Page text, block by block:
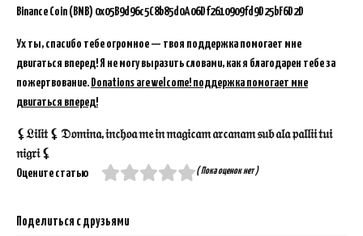
Binance Coin (BNB) 0x05B9d96c5C8b85d0A06Df2610909fd9D25bF6D2D
Ух ты, спасибо тебе огромное — твоя поддержка помогает мне
двигаться вперед! Я не могу выразить словами, как я благодарен тебе за
пожертвование. Donations are welcome! поддержка помогает мне
двигаться вперед!
⚸𝔏𝔦𝔩𝔦𝔱 ⚸ 𝔇𝔬𝔪𝔦𝔫𝔞, 𝔦𝔫𝔠𝔥𝔬𝔞 𝔪𝔢 𝔦𝔫 𝔪𝔞𝔤𝔦𝔠𝔞𝔪 𝔞𝔯𝔠𝔞𝔫𝔞𝔪 𝔰𝔲𝔟 𝔞𝔩𝔞 𝔭𝔞𝔩𝔩𝔦𝔦 𝔱𝔲𝔦
𝔫𝔦𝔤𝔯𝔦 ⚸
Оцените статью
( Пока оценок нет )
Поделиться с друзьями